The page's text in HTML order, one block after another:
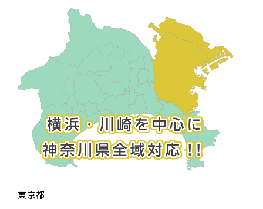
東京都